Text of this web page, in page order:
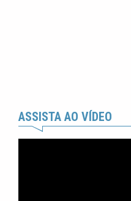
ASSISTA AO VÍDEO